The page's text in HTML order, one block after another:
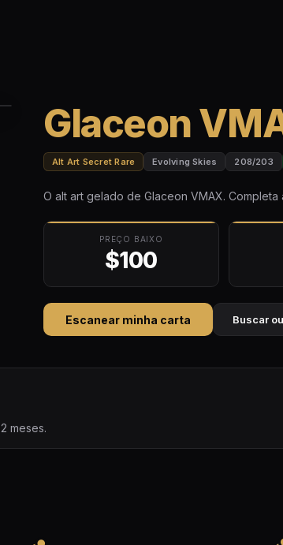
Glaceon
Alt Art Secret Rare Evolving Skies 208/203
O alt art gelado de Glaceon VMAX.
PREÇO BAIXO
$100
Escanear minha carta Buscar
meses.